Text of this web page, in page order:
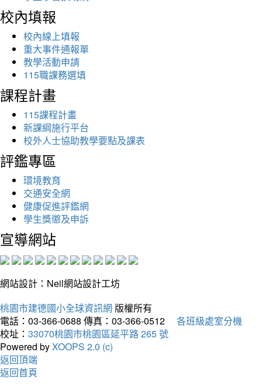
校內填報
校內線上填報
重大事件通報單
教學活動申請
115職課務選填
課程計畫
115課程計畫
新課綱施行平台
校外人士協助教學要點及課表
評鑑專區
環境教育
交通安全網
健康促進評鑑網
學生獎懲及申訴
宣導網站
網站設計：Neil網站設計工坊
桃園市建德國小全球資訊網 版權所有
電話：03-366-0688 傳真：03-366-0512
各班級處室分機
校址： 33070桃園市桃園區延平路 265 號
Powered byXOOPS 2.0 (c)
返回頂端
返回首頁